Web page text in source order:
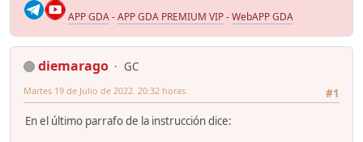
APP GDA-APP GDA PREMIUM VIP-WebAPP GDA
diemarago
GC
#1
Martes 19 de Julio de 2022. 20:32 horas.
En el último parrafo de la instrucción dice: